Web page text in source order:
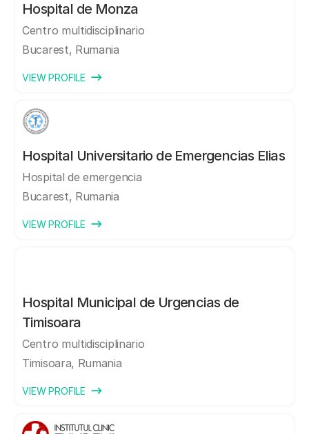
Hospital de Monza
Centro multidisciplinario
Bucarest, Rumania
VIEW PROFILE
Hospital Universitario de Emergencias Elias
Hospital de emergencia
Bucarest, Rumania
VIEW PROFILE
Hospital Municipal de Urgencias de
Timisoara
Centro multidisciplinario
Timisoara, Rumania
VIEW PROFILE